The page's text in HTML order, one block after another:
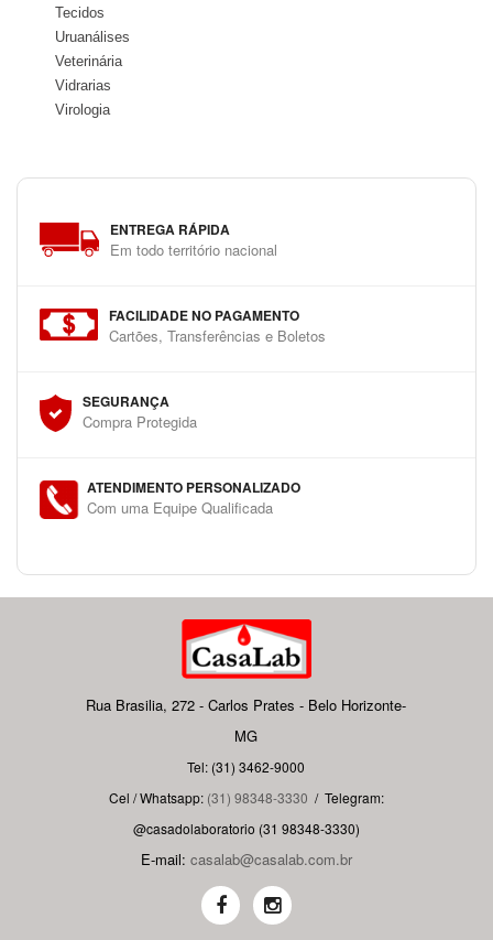
Tecidos
Uruanálises
Veterinária
Vidrarias
Virologia
ENTREGA RÁPIDA
Em todo território nacional
FACILIDADE NO PAGAMENTO
Cartões, Transferências e Boletos
SEGURANÇA
Compra Protegida
ATENDIMENTO PERSONALIZADO
Com uma Equipe Qualificada
Rua Brasilia, 272 - Carlos Prates - Belo Horizonte-
MG
Tel: (31) 3462-9000
Cel / Whatsapp: (31) 98348-3330 / Telegram:
@casadolaboratorio (31 98348-3330)
E-mail: casalab@casalab.com.br